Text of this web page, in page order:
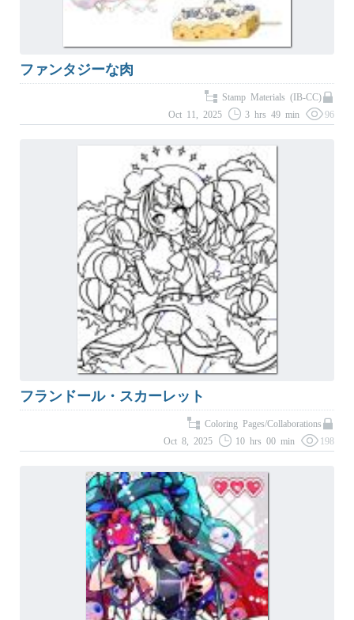
ファンタジーな肉
Stamp Materials (IB-CC)
Oct 11, 2025
3 hrs 49 min 96
フランドール・スカーレット
Coloring Pages/Collaborations
Oct 8, 2025
10 hrs 00 min 198